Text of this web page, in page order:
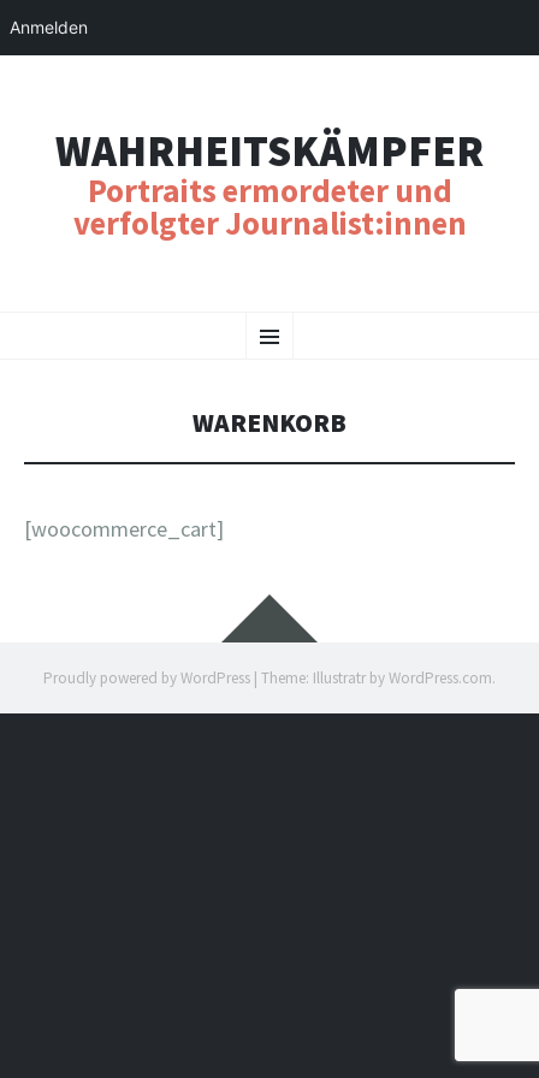
WAHRHEITSKÄMPFER
Portraits ermordeter und
verfolgter Journalist:innen
Menu
TO
WARENKORB
[woocommerce_cart]
Widgets
Proudly powered by WordPress | Theme: Illustratr byWordPress.com.
Anmelden